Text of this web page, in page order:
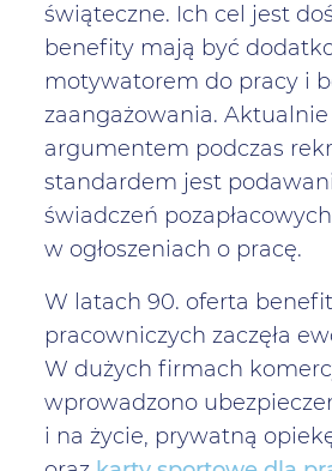
świąteczne. Ich cel jest
benefity mają być
motywatorem do pracy i
zaangażowania. Aktualnie
argumentem podczas
standardem jest
świadczeń pozapłacowych
w ogłoszeniach o pracę.
W latach 90. oferta
pracowniczych zaczęła
W dużych firmach
wprowadzono
i na życie, prywatną